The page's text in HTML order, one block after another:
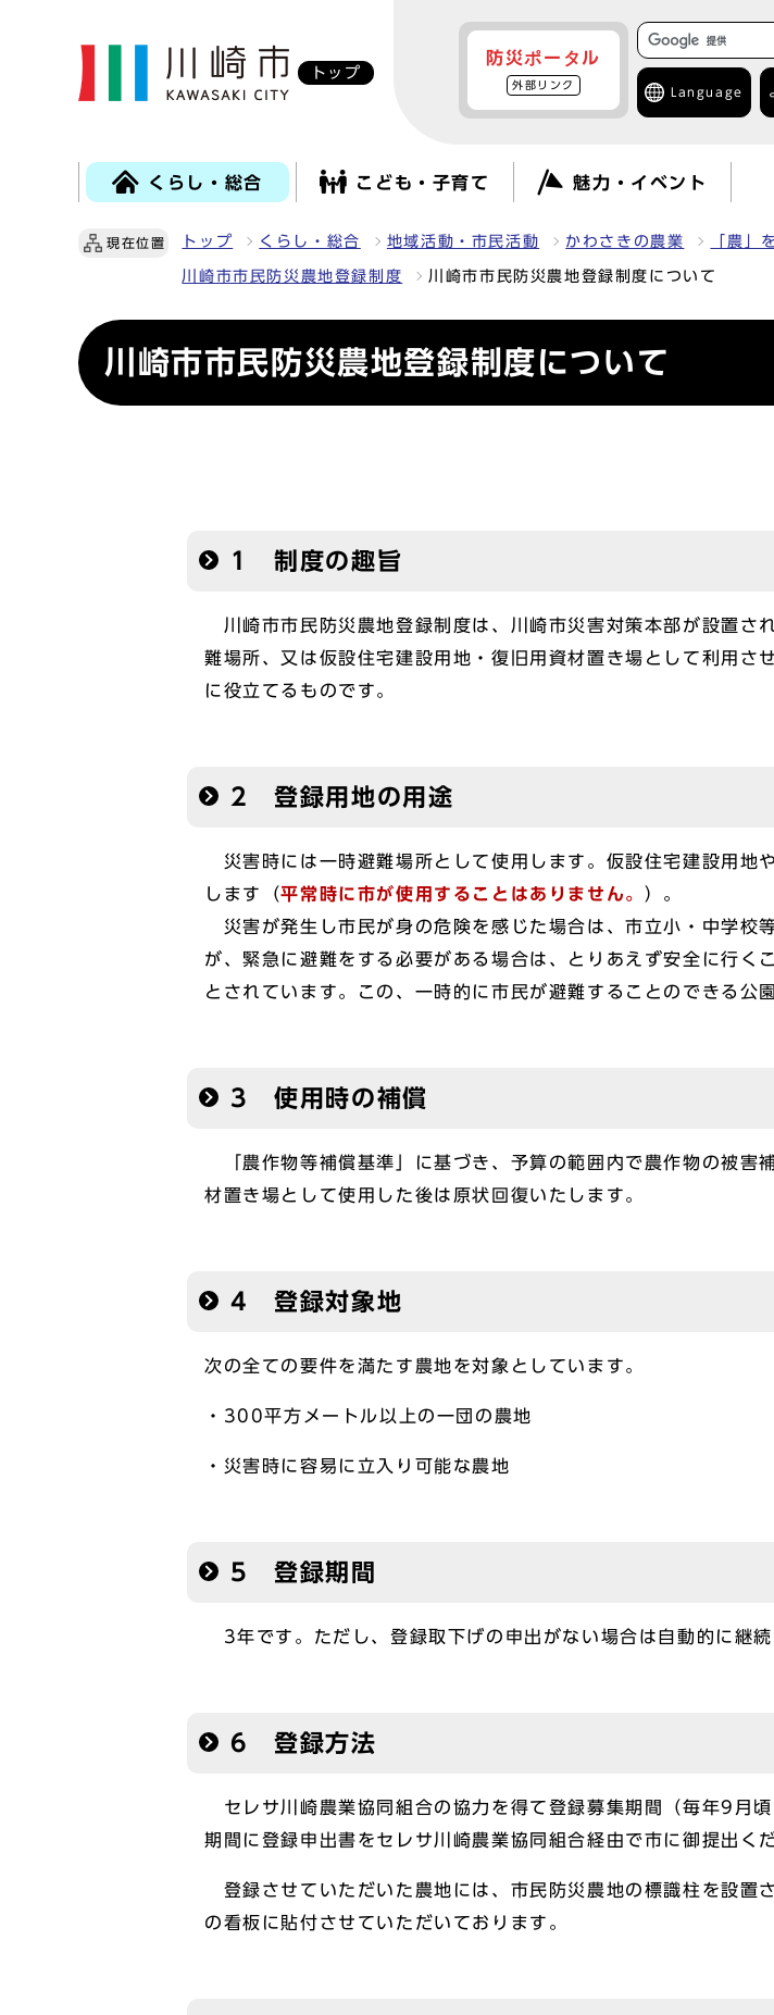
トップ
防災ポータル
外部リンク
Language
くらし・総合 こども・子育て 魅力・イベント
現在位置 トップ くらし・総合 地域活動・市民活動 かわさきの農業 「農」
川崎市市民防災農地登録制度 川崎市市民防災農地登録制度について
川崎市市民防災農地登録制度について
1 制度の趣旨
川崎市市民防災農地登録制度は、川崎市災害対策本部が設置さ
難場所、又は仮設住宅建設用地・復旧用資材置き場として利用さ
に役立てるものです。
2 登録用地の用途
災害時には一時避難場所として使用します。仮設住宅建設用地
します（平常時に市が使用することはありません。 ）。
災害が発生し市民が身の危険を感じた場合は、市立小・中学校
が、緊急に避難をする必要がある場合は、とりあえず安全に行く
とされています。この、一時的に市民が避難することのできる公
3 使用時の補償
「農作物等補償基準」に基づき、予算の範囲内で農作物の被害
材置き場として使用した後は原状回復いたします。
4 登録対象地
次の全ての要件を満たす農地を対象としています。
・300平方メートル以上の一団の農地
・災害時に容易に立入り可能な農地
5 登録期間
3年です。ただし、登録取下げの申出がない場合は自動的に継続
6 登録方法
セレサ川崎農業協同組合の協力を得て登録募集期間（毎年9月
期間に登録申出書をセレサ川崎農業協同組合経由で市に御提出く
登録させていただいた農地には、市民防災農地の標識柱を設置
の看板に貼付させていただいております。